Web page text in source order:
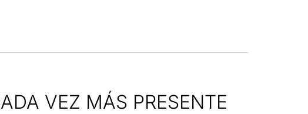
VEZ MÁS PRESENTE